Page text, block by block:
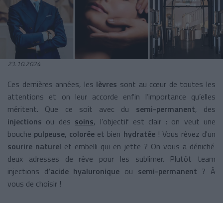
23.10.2024
Ces dernières années, les lèvres sont au cœur de toutes les
attentions et on leur accorde enfin l’importance qu’elles
méritent. Que ce soit avec du semi-permanent, des
injections ou des soins, l’objectif est clair : on veut une
bouche pulpeuse, colorée et bien hydratée ! Vous rêvez d'un
sourire naturel et embelli qui en jette ? On vous a déniché
deux adresses de rêve pour les sublimer. Plutôt team
injections d’acide hyaluronique ou semi-permanent ? À
vous de choisir !